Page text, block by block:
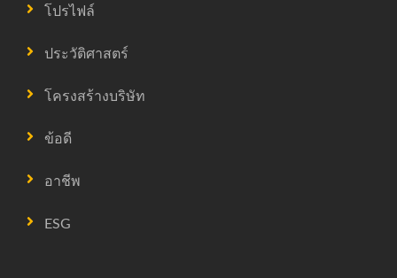
โปรไฟล์
ประวัติศาสตร์
โครงสร้างบริษัท
ข้อดี
อาชีพ
ESG